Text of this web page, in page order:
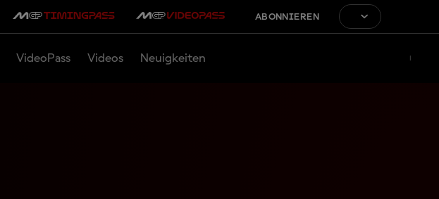
ABONNIEREN
VideoPass Videos Neuigkeiten